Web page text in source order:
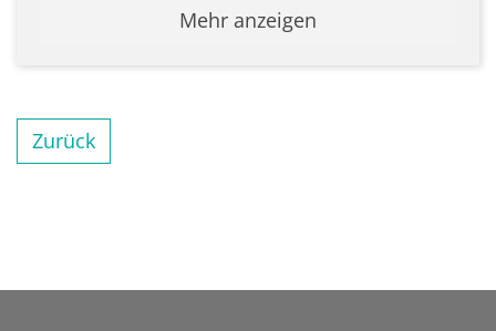
Mehr anzeigen
Zurück